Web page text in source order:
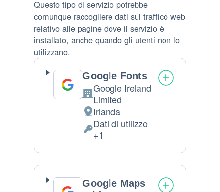
Questo tipo di servizio potrebbe
comunque raccogliere dati sul traffico web
relativo alle pagine dove il servizio è
installato, anche quando gli utenti non lo
utilizzano.
Google Fonts
Azienda:
Google Ireland
Limited
Luogo
del
trattamento:
Irlanda
Dati
Dati di utilizzo
+1
Google Maps